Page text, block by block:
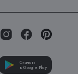
Скачать
в Google Play